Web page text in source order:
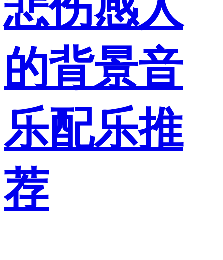
的背景音
乐配乐推
荐